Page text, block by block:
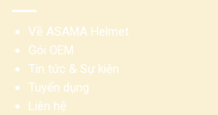
Về ASAMA Helmet
Gói OEM
Tin tức & Sự kiện
Tuyển dụng
Liên hệ